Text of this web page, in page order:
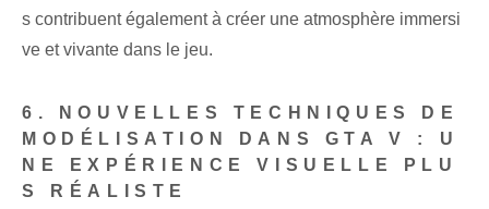
s contribuent également à créer une atmosphère immersi
ve et vivante dans le jeu.
6. NOUVELLES TECHNIQUES DE
MODÉLISATION DANS GTA V : U
NE EXPÉRIENCE VISUELLE PLU
S RÉALISTE